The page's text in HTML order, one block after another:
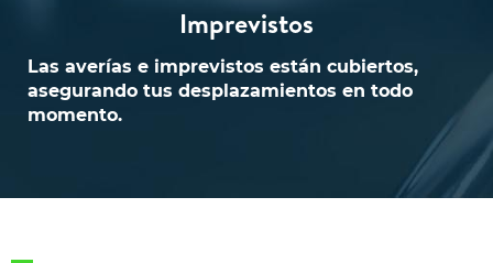
Imprevistos
Las averías e imprevistos están cubiertos,
asegurando tus desplazamientos en todo
momento.